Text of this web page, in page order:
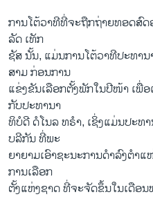
ການ​ໂຕ້​ວາ​ທີ​ທີ່​ຈະ​ຖືກ​ຖ່າຍ​ທອດ​ສົ
ລັດ ເທັກ​
ຊັສ ນັ້ນ, ແມ່ນການໂຕ້ວາທີປະທາ
ສາມ ກ່ອນການ
ແຂ່ງຂັນເລືອກຕັ້ງພັກໃນປີໜ້າ ເພື່
ກັບປະທານາ
ທິບໍດີ ດໍໂນລ ທຣຳ, ເຊິ່ງແມ່ນປະ
ບລີກັນ ທີ່ພະ
ຍາຍາມເອົາຊະນະການດຳລົງຕຳ
ການເລືອກ
ຕັ້ງແຫ່ງຊາດ ທີ່ຈະຈັດຂຶ້ນໃນເດືອນ